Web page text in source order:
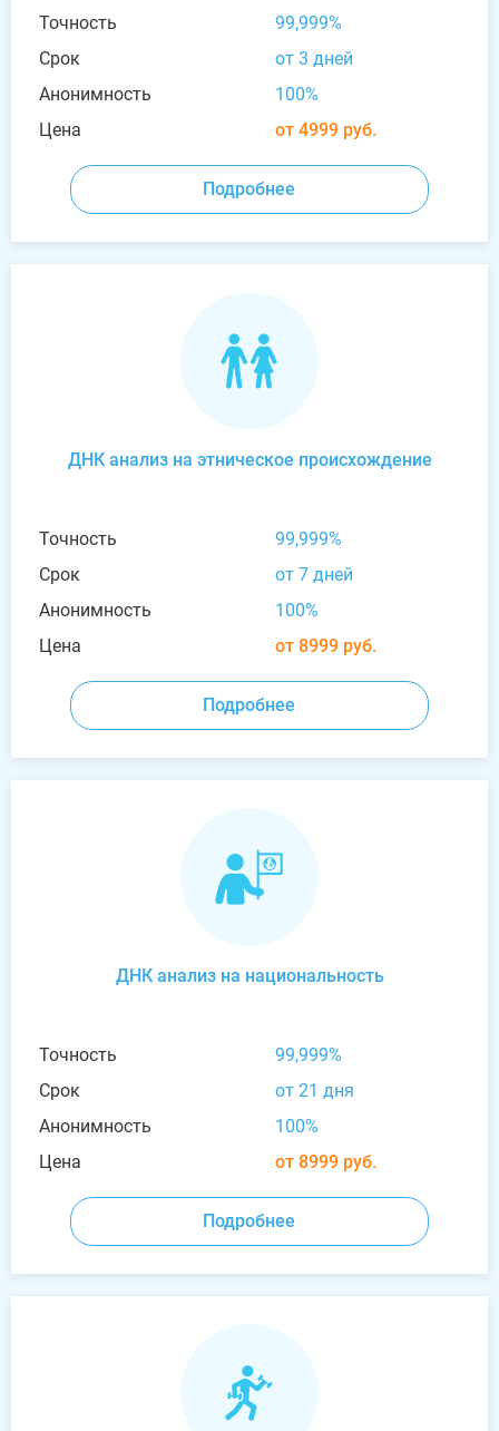
Точность
99,999%
Срок
от 3 дней
Анонимность
100%
Цена
от 4999 руб.
Подробнее
ДНК анализ на этническое происхождение
Точность
99,999%
Срок
от 7 дней
Анонимность
100%
Цена
от 8999 руб.
Подробнее
ДНК анализ на национальность
Точность
99,999%
Срок
от 21 дня
Анонимность
100%
Цена
от 8999 руб.
Подробнее